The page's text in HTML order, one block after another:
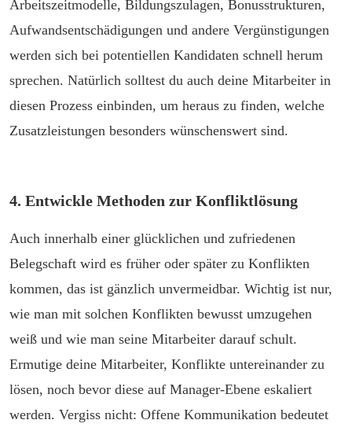
Arbeitszeitmodelle, Bildungszulagen, Bonusstrukturen,
Aufwandsentschädigungen und andere Vergünstigungen
werden sich bei potentiellen Kandidaten schnell herum
sprechen. Natürlich solltest du auch deine Mitarbeiter in
diesen Prozess einbinden, um heraus zu finden, welche
Zusatzleistungen besonders wünschenswert sind.
4. Entwickle Methoden zur Konfliktlösung
Auch innerhalb einer glücklichen und zufriedenen
Belegschaft wird es früher oder später zu Konflikten
kommen, das ist gänzlich unvermeidbar. Wichtig ist nur,
wie man mit solchen Konflikten bewusst umzugehen
weiß und wie man seine Mitarbeiter darauf schult.
Ermutige deine Mitarbeiter, Konflikte untereinander zu
lösen, noch bevor diese auf Manager-Ebene eskaliert
werden. Vergiss nicht: Offene Kommunikation bedeutet